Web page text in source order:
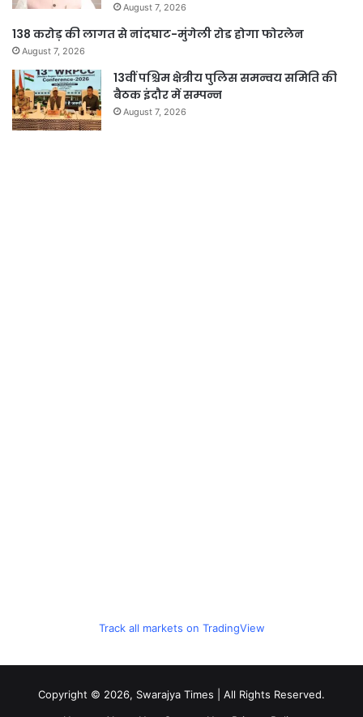
August 7, 2026
138 करोड़ की लागत से नांदघाट-मुंगेली रोड होगा फोरलेन
August 7, 2026
13वीं पश्चिम क्षेत्रीय पुलिस समन्वय समिति की
बैठक इंदौर में सम्पन्न
August 7, 2026
Track all markets on TradingView
Copyright © 2026, Swarajya Times | All Rights Reserved.